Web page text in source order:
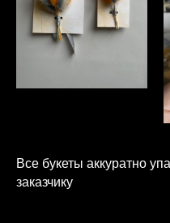
Все букеты аккуратно
заказчику